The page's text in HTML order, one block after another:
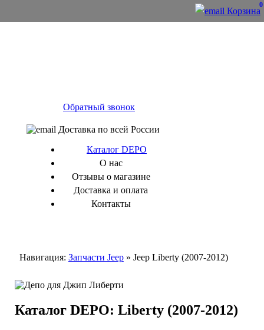
Навигация: Запчасти Jeep» Jeep Liberty (2007-2012)
Каталог DEPO: Liberty (2007-2012)
Обратный звонок
Доставка по всей России
Корзина
0
Каталог DEPO
О нас
Отзывы о магазине
Доставка и оплата
Контакты